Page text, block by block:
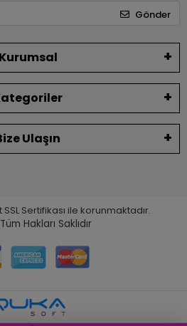
Gönder
Kurumsal
Ulaşın
Sertifikası ile korunmaktadır.
Tüm Hakları Saklıdır